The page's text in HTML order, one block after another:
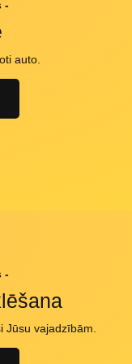
-
auto.
-
Jūsu vajadzībām.